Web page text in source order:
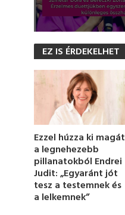
s
n
6
s
e
c
o
n
d
EZ IS ÉRDEKELHET
Ezzel húzza ki magát
a legnehezebb
pillanatokból Endrei
Judit: „Egyaránt jót
tesz a testemnek és
a lelkemnek”